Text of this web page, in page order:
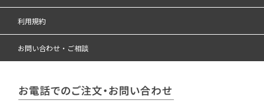
利用規約
お問い合わせ・ご相談